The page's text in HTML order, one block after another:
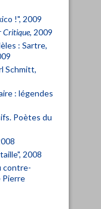
!", 2009
Critique, 2009
: Sartre,
Schmitt,
: légendes
Poètes du
2008
contre-
Pierre